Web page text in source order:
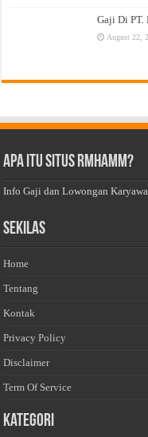
Gaji Di PT.
August 22,
Apa Itu Situs Rmhamm?
Info Gaji dan Lowongan
Sekilas
Home
Tentang
Kontak
Privacy Policy
Disclaimer
Term Of Service
Kategori